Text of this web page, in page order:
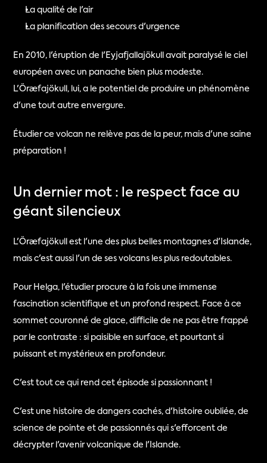
La qualité de l'air
La planification des secours d'urgence
En 2010, l'éruption de l'Eyjafjallajökull avait paralysé le ciel
européen avec un panache bien plus modeste.
L'Öræfajökull, lui, a le potentiel de produire un phénomène
d'une tout autre envergure.
Étudier ce volcan ne relève pas de la peur, mais d'une saine
préparation !
Un dernier mot : le respect face au
géant silencieux
L'Öræfajökull est l'une des plus belles montagnes d'Islande,
mais c'est aussi l'un de ses volcans les plus redoutables.
Pour Helga, l'étudier procure à la fois une immense
fascination scientifique et un profond respect. Face à ce
sommet couronné de glace, difficile de ne pas être frappé
par le contraste : si paisible en surface, et pourtant si
puissant et mystérieux en profondeur.
C'est tout ce qui rend cet épisode si passionnant !
C'est une histoire de dangers cachés, d'histoire oubliée, de
science de pointe et de passionnés qui s'efforcent de
décrypter l'avenir volcanique de l'Islande.